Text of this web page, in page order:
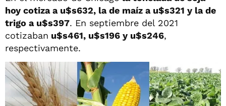
hoy cotiza a u$s632, la de maíz a u$s321 y la de
trigo a u$s397. En septiembre del 2021
cotizaban u$s461, u$s196 y u$s246,
respectivamente.